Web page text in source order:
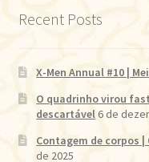
Recent Posts
X-Men Annual #10 |
O quadrinho virou
descartável6 de
Contagem de corpos
de 2025